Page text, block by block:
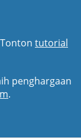
tutorial
penghargaan
.